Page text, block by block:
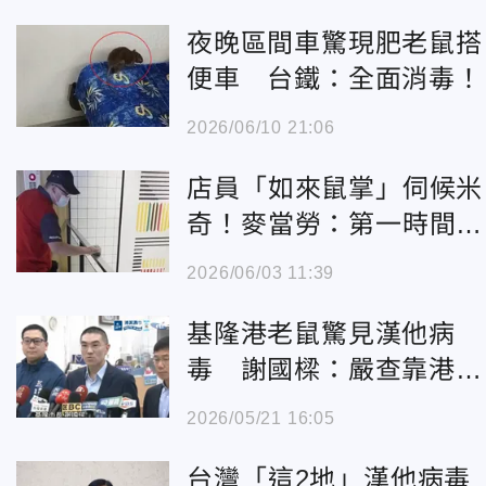
夜晚區間車驚現肥老鼠搭
便車 台鐵：全面消毒！
2026/06/10 21:06
店員「如來鼠掌」伺候米
奇！麥當勞：第一時間感
謝及關心員工
2026/06/03 11:39
基隆港老鼠驚見漢他病
毒 謝國樑：嚴查靠港船
「防鼠盾」
2026/05/21 16:05
台灣「這2地」漢他病毒